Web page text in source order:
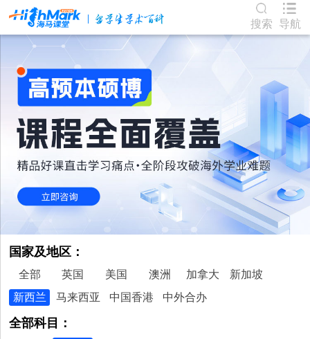
搜索 导航
国家及地区：
全部 英国 美国 澳洲 加拿大
新加坡
新西兰
马来西亚 中国香港 中外合办
全部科目：